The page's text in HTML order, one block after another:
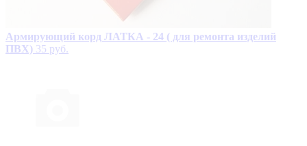
Армирующий корд ЛАТКА - 24 ( для ремонта изделий
ПВХ) 35 руб.